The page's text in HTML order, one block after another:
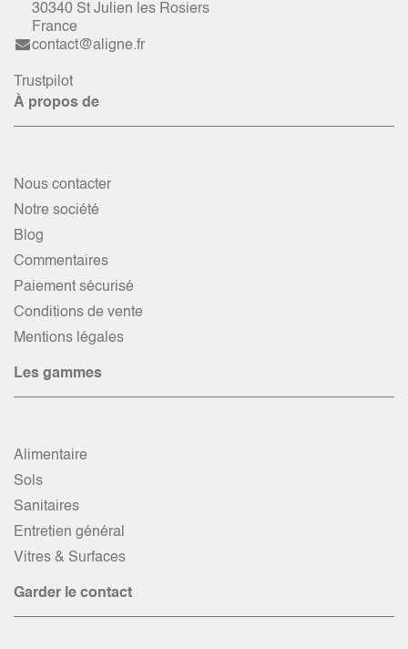
30340 St Julien les Rosiers
France
contact@aligne.fr
Trustpilot
À propos de
Nous contacter
Notre société
Blog
Commentaires
Paiement sécurisé
Conditions de vente
Mentions légales
Les gammes
Alimentaire
Sols
Sanitaires
Entretien général
Vitres & Surfaces
Garder le contact